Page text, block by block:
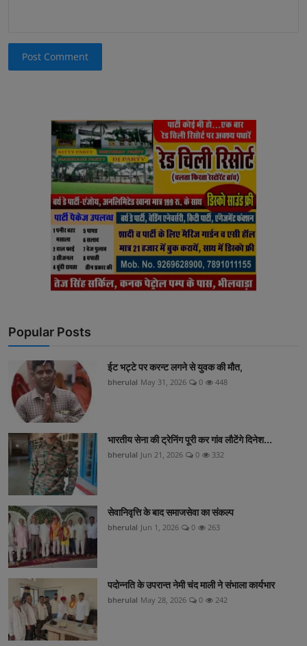
Post Comment
Popular Posts
ईट भट्टे पर करन्ट लगने से युवक की मौत,
bherulal May 31, 2026 0 448
भारतीय सेना की ट्रेनिंग पूरी कर गांव लौटेंगे दिनेश...
bherulal Jun 21, 2026 0 332
सेवानिवृत्ति के बाद समाजसेवा का संकल्प
bherulal Jun 1, 2026 0 263
पदोन्नति के उपरान्त नेमी चंद माली ने संभाला कार्यभार
bherulal May 28, 2026 0 242